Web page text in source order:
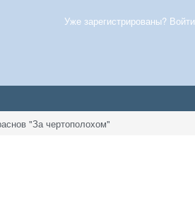
Уже зарегистрированы? Войти
"За чертополохом"